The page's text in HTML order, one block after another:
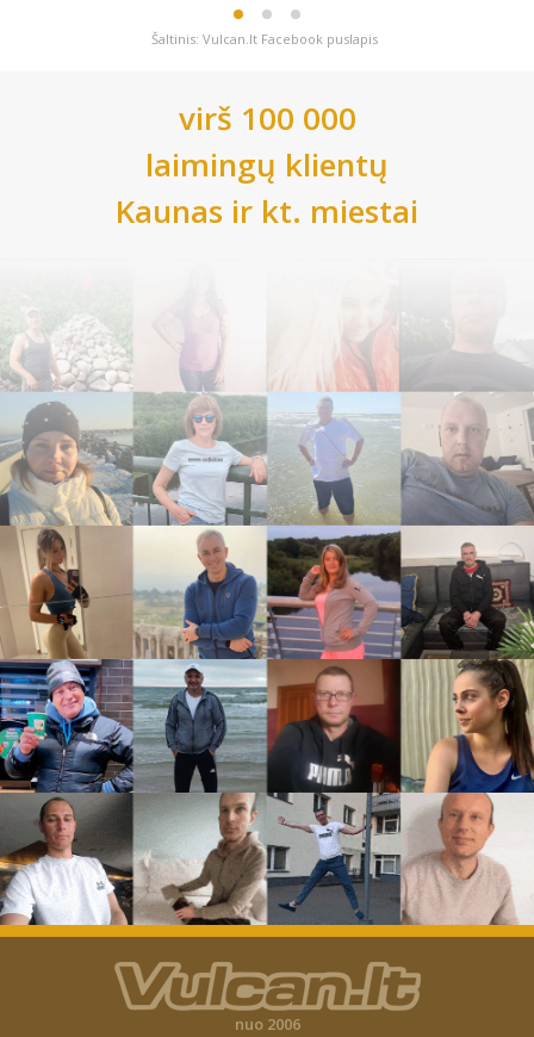
Šaltinis: Vulcan.lt Facebook puslapis
virš 100 000
laimingų klientų
Kaunas ir kt. miestai
nuo 2006